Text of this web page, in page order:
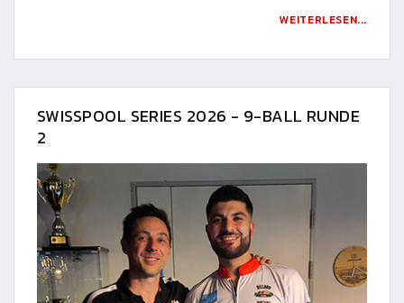
WEITERLESEN...
SWISSPOOL SERIES 2026 - 9-BALL RUNDE
2